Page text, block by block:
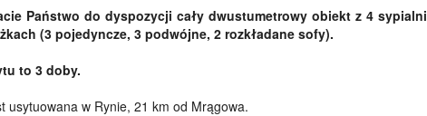
Państwo do dyspozycji cały dwustumetrowy obiekt z 4
(3 pojedyncze, 3 podwójne, 2 rozkładane sofy).
to 3 doby.
usytuowana w Rynie, 21 km od Mrągowa.